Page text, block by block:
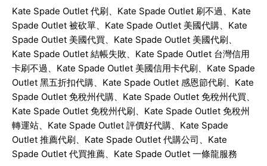
Kate Spade Outlet 代刷、Kate Spade Outlet 刷不過、Kate
Spade Outlet 被砍單、Kate Spade Outlet 美國代購、Kate
Spade Outlet 美國代買、Kate Spade Outlet 美國代刷、
Kate Spade Outlet 結帳失敗、Kate Spade Outlet 台灣信用
卡刷不過、Kate Spade Outlet 美國信用卡代刷、Kate Spade
Outlet 黑五折扣代購、Kate Spade Outlet 感恩節代刷、Kate
Spade Outlet 免稅州代購、Kate Spade Outlet 免稅州代買、
Kate Spade Outlet 免稅州代刷、Kate Spade Outlet 免稅州
轉運站、Kate Spade Outlet 評價好代購、Kate Spade
Outlet 推薦代刷、Kate Spade Outlet 代購公司、Kate
Spade Outlet 代買推薦、Kate Spade Outlet 一條龍服務